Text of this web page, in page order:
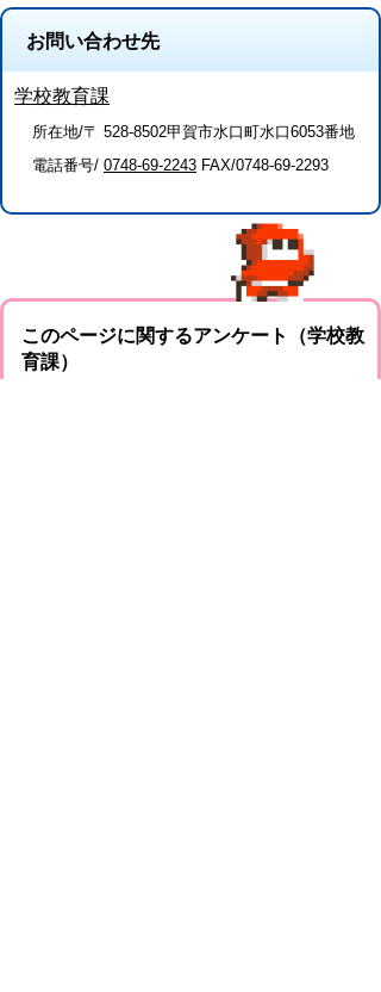
お問い合わせ先
学校教育課
所在地/〒 528-8502甲賀市水口町水口6053番地
電話番号/ 0748-69-2243 FAX/0748-69-2293
このページに関するアンケート（学校教
育課）